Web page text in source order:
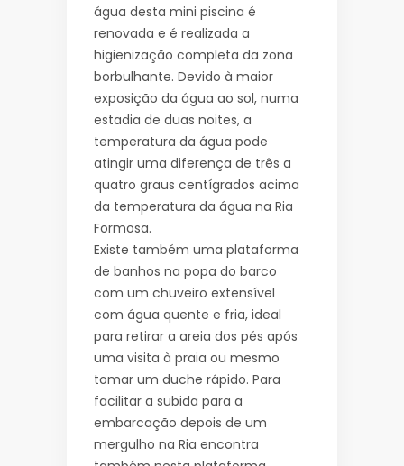
água desta mini piscina é
renovada e é realizada a
higienização completa da zona
borbulhante. Devido à maior
exposição da água ao sol, numa
estadia de duas noites, a
temperatura da água pode
atingir uma diferença de três a
quatro graus centígrados acima
da temperatura da água na Ria
Formosa.
Existe também uma plataforma
de banhos na popa do barco
com um chuveiro extensível
com água quente e fria, ideal
para retirar a areia dos pés após
uma visita à praia ou mesmo
tomar um duche rápido. Para
facilitar a subida para a
embarcação depois de um
mergulho na Ria encontra